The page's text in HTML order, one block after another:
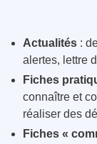
Actualités :
alertes, lettre
Fiches
connaître et
réaliser des
Fiches «